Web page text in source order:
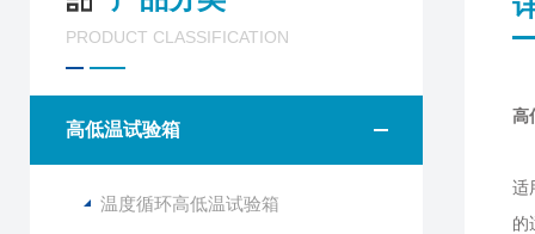
PRODUCT CLASSIFICATION
高低温试验箱
温度循环高低温试验箱
高
适
的